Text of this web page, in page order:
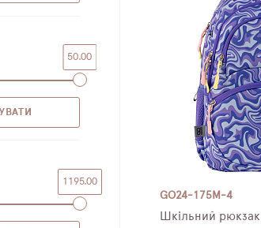
50.00
1195.00
GO24-175M-4
Шкільний рюкзак з ортопедичною